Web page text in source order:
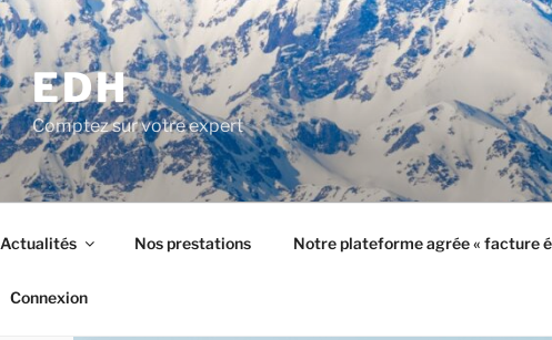
EDH
Comptez sur votre expert
Actualités Nos prestations Notre plateforme agrée « facture
Connexion